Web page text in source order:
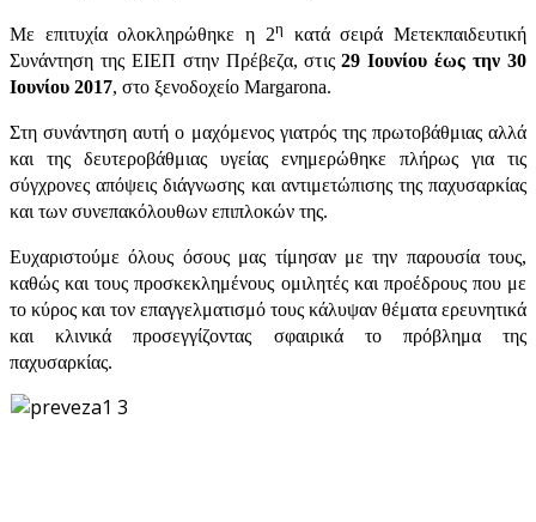
Με επιτυχία ολοκληρώθηκε η 2η
κατά σειρά Μετεκπαιδευτική
Συνάντηση της ΕΙΕΠ στην Πρέβεζα, στις29 Ιουνίου έως την 30
Ιουνίου 2017, στο ξενοδοχείο Margarona.
Στη συνάντηση αυτή ο μαχόμενος γιατρός της πρωτοβάθμιας αλλά
και της δευτεροβάθμιας υγείας ενημερώθηκε πλήρως για τις
σύγχρονες απόψεις διάγνωσης και αντιμετώπισης της παχυσαρκίας
και των συνεπακόλουθων επιπλοκών της.
Ευχαριστούμε όλους όσους μας τίμησαν με την παρουσία τους,
καθώς και τους προσκεκλημένους ομιλητές και προέδρους που με
το κύρος και τον επαγγελματισμό τους κάλυψαν θέματα ερευνητικά
και κλινικά προσεγγίζοντας σφαιρικά το πρόβλημα της
παχυσαρκίας.